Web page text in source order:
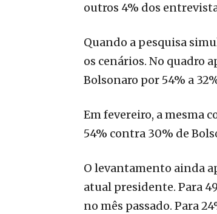
outros 4% dos
Quando a pesquisa
os cenários. No quadro
Bolsonaro por 54% a
Em fevereiro, a mesma
54% contra 30% de
O levantamento ainda
atual presidente. Para
no mês passado. Para